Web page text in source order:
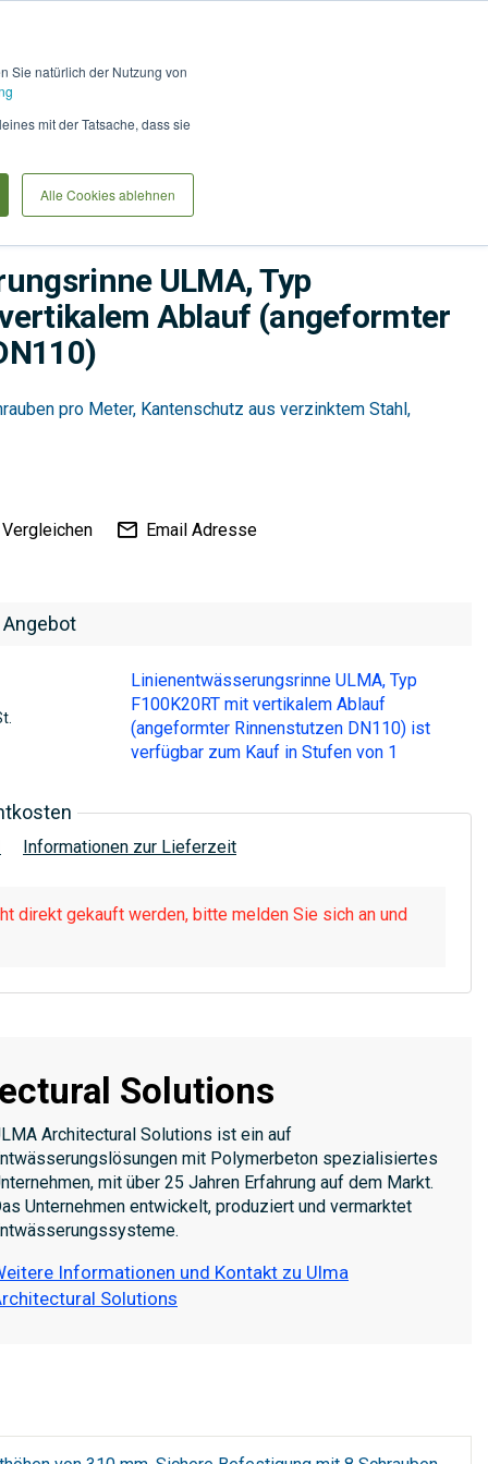
Sie natürlich der Nutzung von
mit der Tatsache, dass sie
Alle Cookies ablehnen
ULMA, Typ
Ablauf (angeformter
Linienentwässerungsrinne ULMA, Typ
F100K20RT mit vertikalem Ablauf
(angeformter Rinnenstutzen DN110) ist
verfügbar zum Kauf in Stufen von 1
Informationen zur Lieferzeit
direkt gekauft werden, bitte melden Sie sich an und
Solutions
Architectural Solutions ist ein auf
mit Polymerbeton spezialisiertes
mit über 25 Jahren Erfahrung auf dem Markt.
Unternehmen entwickelt, produziert und vermarktet
Informationen und Kontakt zu Ulma
Solutions
pro Meter, Kantenschutz aus verzinktem Stahl,
Vergleichen Email Adresse